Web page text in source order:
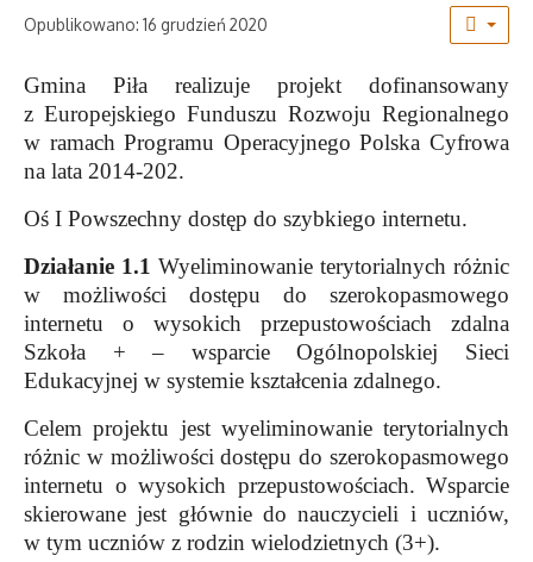
Opublikowano: 16 grudzień 2020
Gmina Piła realizuje projekt dofinansowany
z Europejskiego Funduszu Rozwoju Regionalnego
w ramach Programu Operacyjnego Polska Cyfrowa
na lata 2014-202.
Oś I Powszechny dostęp do szybkiego internetu.
Działanie 1.1 Wyeliminowanie terytorialnych różnic
w możliwości dostępu do szerokopasmowego
internetu o wysokich przepustowościach zdalna
Szkoła + – wsparcie Ogólnopolskiej Sieci
Edukacyjnej w systemie kształcenia zdalnego.
Celem projektu jest wyeliminowanie terytorialnych
różnic w możliwości dostępu do szerokopasmowego
internetu o wysokich przepustowościach. Wsparcie
skierowane jest głównie do nauczycieli i uczniów,
w tym uczniów z rodzin wielodzietnych (3+).